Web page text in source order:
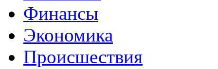
Финансы
Экономика
Происшествия